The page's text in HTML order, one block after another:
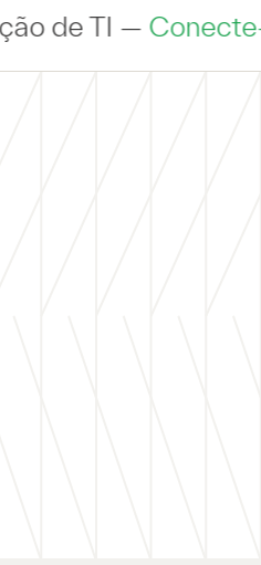
Conecte-se— com